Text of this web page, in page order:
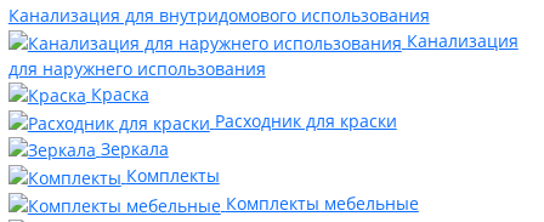
Канализация для внутридомового использования
Канализация
для наружнего использования
Краска
Расходник для краски
Зеркала
Комплекты
Комплекты мебельные